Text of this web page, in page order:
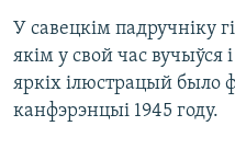
У савецкім падручніку
якім у свой час
яркіх ілюстрацый было
канфэрэнцыі 1945 году.